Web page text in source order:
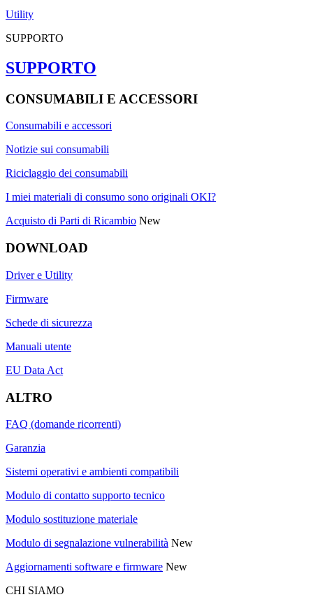
Utility
SUPPORTO
SUPPORTO
CONSUMABILI E ACCESSORI
Consumabili e accessori
Notizie sui consumabili
Riciclaggio dei consumabili
I miei materiali di consumo sono originali OKI?
Acquisto di Parti di Ricambio New
DOWNLOAD
Driver e Utility
Firmware
Schede di sicurezza
Manuali utente
EU Data Act
ALTRO
FAQ (domande ricorrenti)
Garanzia
Sistemi operativi e ambienti compatibili
Modulo di contatto supporto tecnico
Modulo sostituzione materiale
Modulo di segnalazione vulnerabilità New
Aggiornamenti software e firmware New
CHI SIAMO